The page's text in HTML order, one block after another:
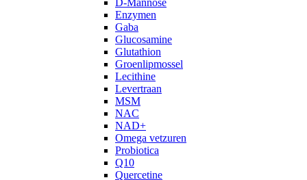
D-Mannose
Enzymen
Gaba
Glucosamine
Glutathion
Groenlipmossel
Lecithine
Levertraan
MSM
NAC
NAD+
Omega vetzuren
Probiotica
Q10
Quercetine